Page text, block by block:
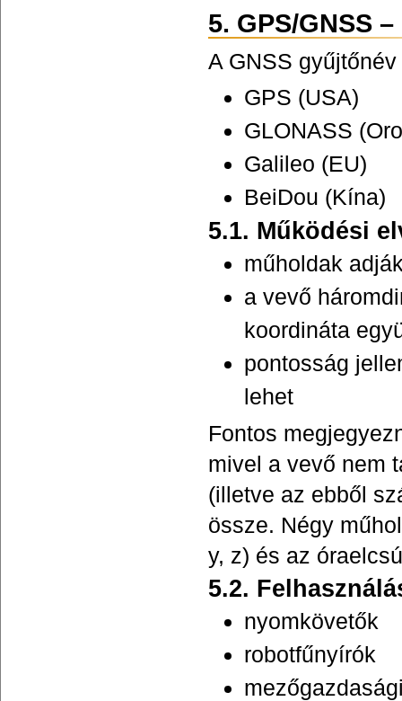
5. GPS/GNSS
A GNSS
GPS (USA)
GLONASS
Galileo (EU)
BeiDou (Kína)
5.1. Működési
műholdak
a vevő
koordináta
pontosság
lehet
Fontos
mivel a vevő nem
(illetve az ebből
össze. Négy
y, z) és az
5.2.
nyomkövetők
robotfűnyírók